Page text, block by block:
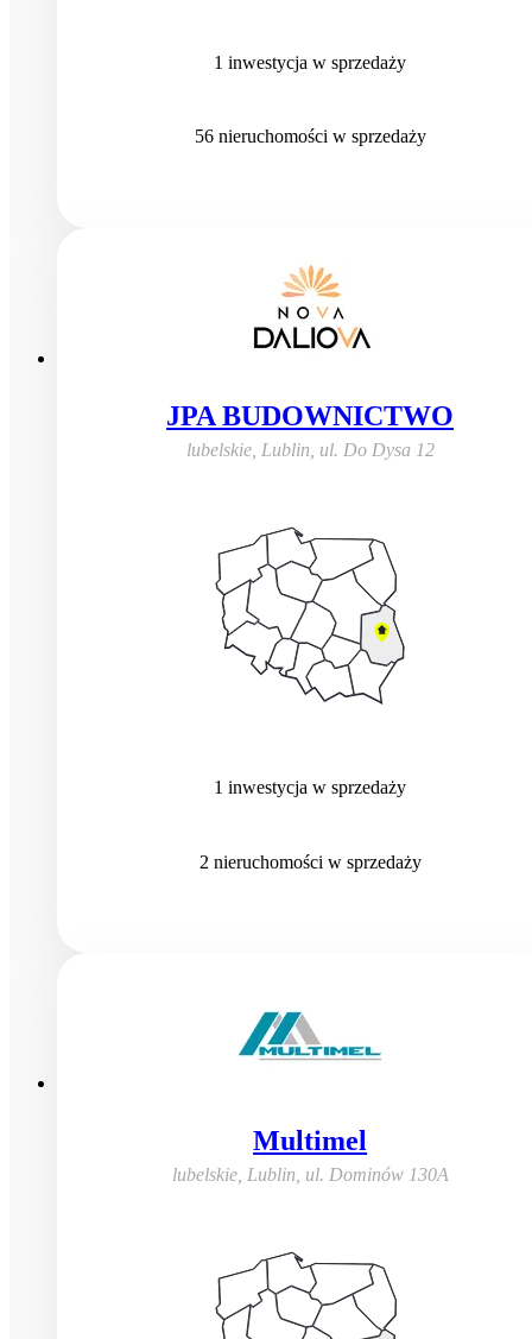
1 inwestycja w sprzedaży
56 nieruchomości w sprzedaży
JPA BUDOWNICTWO
lubelskie, Lublin ul. Do Dysa 12
1 inwestycja w sprzedaży
2 nieruchomości w sprzedaży
Multimel
lubelskie, Lublin ul. Dominów 130A